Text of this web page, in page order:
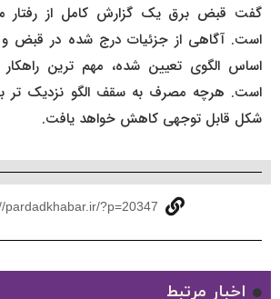
گفت قبض برق یک گزارش کامل از رفتار
است. آگاهی از جزئیات درج شده در قبض و
اساس الگوی تعیین شده، مهم ترین راهکار
است. هرچه مصرف به سقف الگو نزدیک تر
شکل قابل توجهی کاهش خواهد یافت.
pardadkhabar.ir/?p=20347
اخبار مرتبط